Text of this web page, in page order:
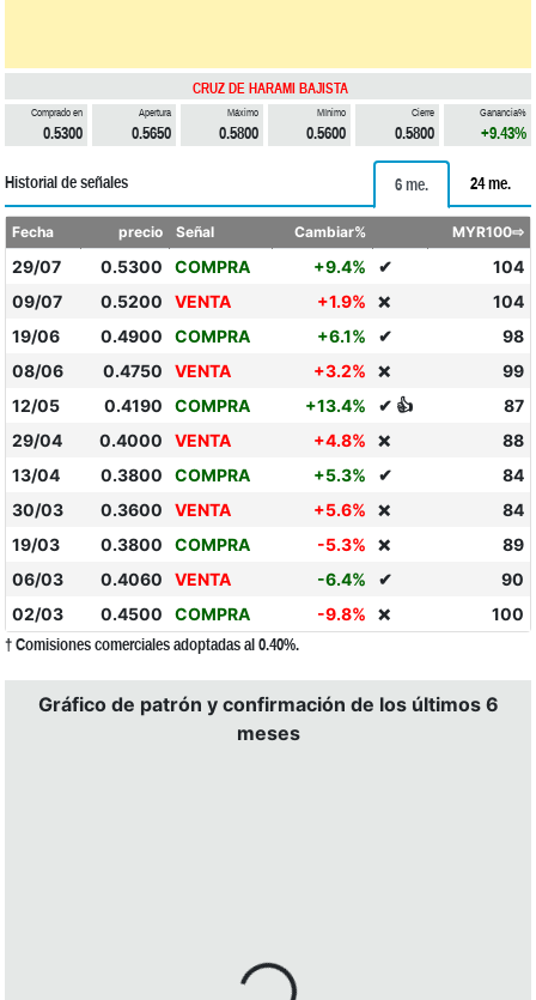
CRUZ DE HARAMI BAJISTA
Comprado en
0.5300
Apertura
0.5650
Máximo
0.5800
Mínimo
0.5600
Cierre
0.5800
Ganancia%
+9.43%
Historial de señales 6 me. 24 me.
Fecha precio Señal Cambiar% MYR100⇨
29/07 0.5300 COMPRA +9.4% ✔
104
09/07
0.5200 VENTA +1.9% ❌
104
19/06
0.4900 COMPRA +6.1% ✔
98
08/06
0.4750 VENTA +3.2% ❌
99
12/05
0.4190 COMPRA +13.4% ✔ 👍
87
29/04
0.4000 VENTA +4.8% ❌
88
13/04
0.3800 COMPRA +5.3% ✔
84
30/03
0.3600 VENTA +5.6% ❌
84
19/03
0.3800 COMPRA -5.3% ❌
89
06/03
0.4060 VENTA -6.4% ✔
90
02/03
0.4500 COMPRA -9.8% ❌ 100
† Comisiones comerciales adoptadas al 0.40%.
Gráfico de patrón y confirmación de los últimos 6
meses